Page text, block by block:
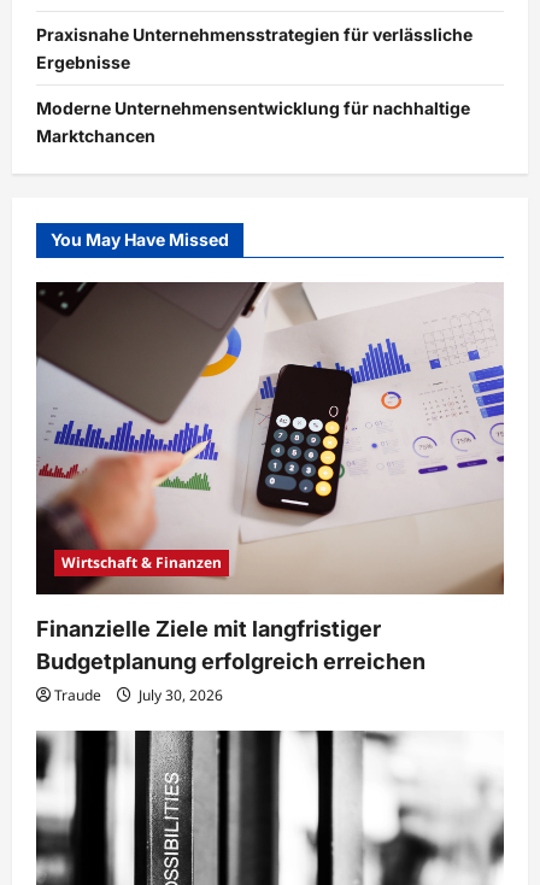
Praxisnahe Unternehmensstrategien für verlässliche
Ergebnisse
Moderne Unternehmensentwicklung für nachhaltige
Marktchancen
You May Have Missed
Wirtschaft & Finanzen
Finanzielle Ziele mit langfristiger
Budgetplanung erfolgreich erreichen
Traude July 30, 2026